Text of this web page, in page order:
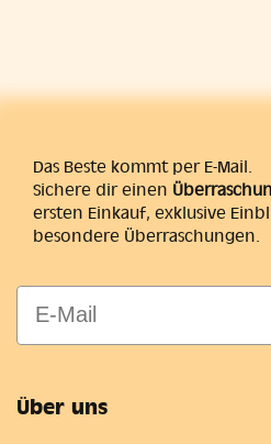
Das Beste kommt per E-Mail.
Sichere dir einen
ersten Einkauf, exklusive
besondere Überraschungen.
E-Mail
Über uns